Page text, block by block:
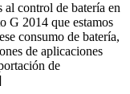
al control de batería en
G 2014 que estamos
consumo de batería,
de aplicaciones
de